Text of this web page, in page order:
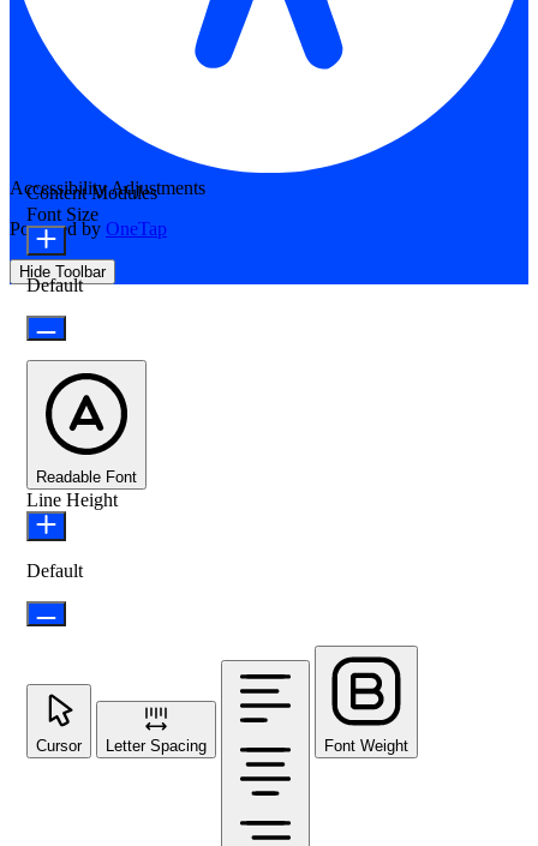
Accessibility Adjustments
Powered by OneTap
Hide Toolbar
Content Modules
Font Size
Default
Readable Font
Line Height
Default
Cursor Letter Spacing Font Weight